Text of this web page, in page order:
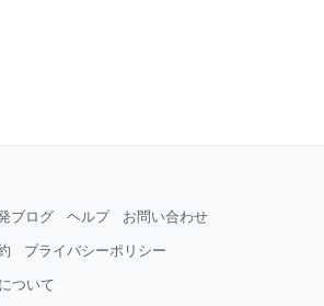
ブログ ヘルプ お問い合わせ
プライバシーポリシー
ついて